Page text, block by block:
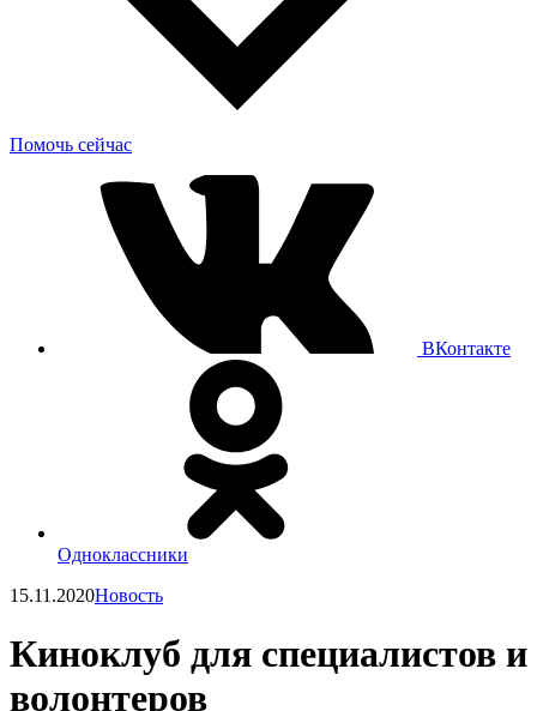
Помочь сейчас
ВКонтакте
Одноклассники
15.11.2020Новость
Киноклуб для специалистов и
волонтеров